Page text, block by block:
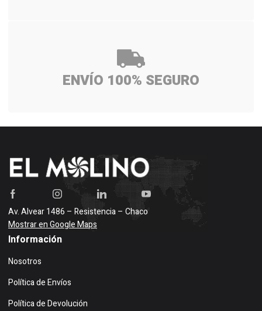
ENVÍO 100% SEGURO
Av. Alvear 1486 – Resistencia – Chaco
Mostrar en Google Maps
Información
Nosotros
Política de Envíos
Política de Devolución